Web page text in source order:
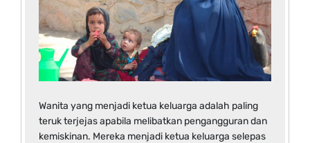
Wanita yang menjadi ketua keluarga adalah paling
teruk terjejas apabila melibatkan pengangguran dan
kemiskinan. Mereka menjadi ketua keluarga selepas